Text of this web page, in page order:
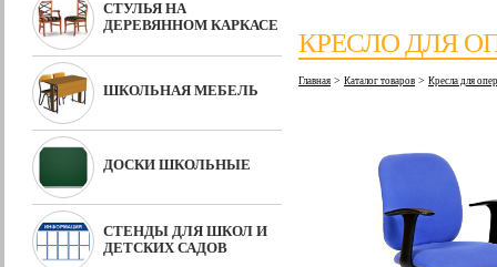
СТУЛЬЯ НА
ДЕРЕВЯННОМ КАРКАСЕ
ШКОЛЬНАЯ МЕБЕЛЬ
ДОСКИ ШКОЛЬНЫЕ
СТЕНДЫ ДЛЯ ШКОЛ И
ДЕТСКИХ САДОВ
КРЕСЛО ДЛЯ
Главная > Каталог товаров > Кресла для